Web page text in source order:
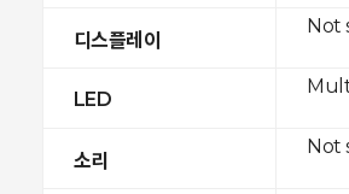
디스플레이
LED
소리
Not
Not